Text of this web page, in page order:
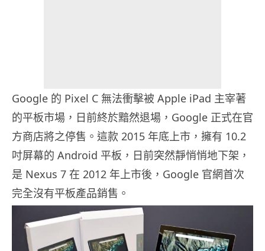
Google 的 Pixel C 無法衝擊被 Apple iPad 主宰著
的平板市場，日前終於黯然退場，Google 正式在官
方商店將之停售。這款 2015 年底上市，擁有 10.2
吋屏幕的 Android 平板，日前突然靜悄悄地下架，
是 Nexus 7 在 2012 年上市後，Google 官網首次
完全沒有平板產品銷售。